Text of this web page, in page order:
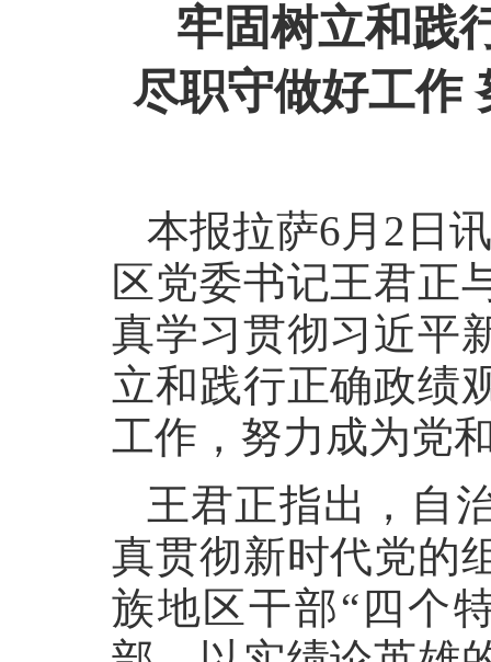
牢固树立和践
尽职守做好工作
本报拉萨6月2日
区党委书记王君正
真学习贯彻习近平
立和践行正确政绩
工作，努力成为党
王君正指出，自
真贯彻新时代党的
族地区干部“四个